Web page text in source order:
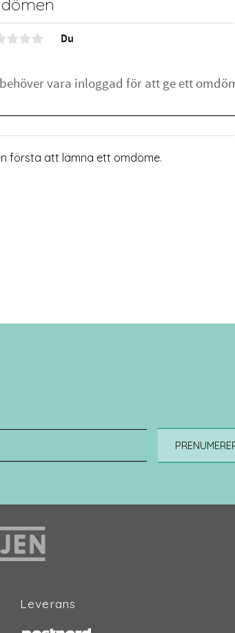
Du
första att lämna ett omdöme.
Leverans